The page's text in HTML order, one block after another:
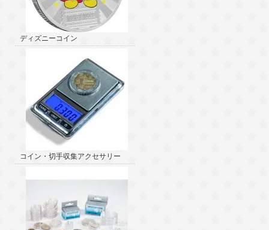
ディズニーコイン
コイン・切手収集アクセサリー